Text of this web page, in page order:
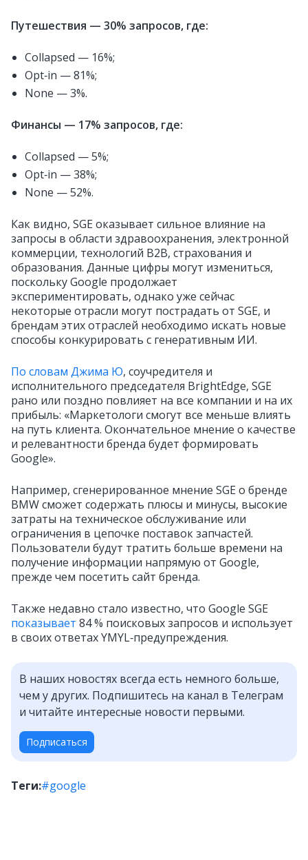
Путешествия — 30% запросов, где:
Collapsed — 16%;
Opt‑in — 81%;
None — 3%.
Финансы — 17% запросов, где:
Collapsed — 5%;
Opt‑in — 38%;
None — 52%.
Как видно, SGE оказывает сильное влияние на
запросы в области здравоохранения, электронной
коммерции, технологий B2B, страхования и
образования. Данные цифры могут измениться,
поскольку Google продолжает
экспериментировать, однако уже сейчас
некоторые отрасли могут пострадать от SGE, и
брендам этих отраслей необходимо искать новые
способы конкурировать с генеративным ИИ.
По словам Джима Ю, соучредителя и
исполнительного председателя BrightEdge, SGE
рано или поздно повлияет на все компании и на их
прибыль: «Маркетологи смогут все меньше влиять
на путь клиента. Окончательное мнение о качестве
и релевантности бренда будет формировать
Google».
Например, сгенерированное мнение SGE о бренде
BMW сможет содержать плюсы и минусы, высокие
затраты на техническое обслуживание или
ограничения в цепочке поставок запчастей.
Пользователи будут тратить больше времени на
получение информации напрямую от Google,
прежде чем посетить сайт бренда.
Также недавно стало известно, что Google SGE
показывает 84 % поисковых запросов и использует
в своих ответах YMYL‑предупреждения.
В наших новостях всегда есть немного больше,
чем у других. Подпишитесь на канал в Телеграм
и читайте интересные новости первыми.
Подписаться
Теги:#google